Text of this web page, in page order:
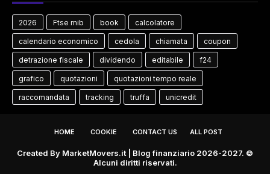
2026 Ftse mib book calcolatore
calendario economico cedola chiamata coupon
detrazione fiscale dividendo editabile f24
grafico quotazioni quotazioni tempo reale
raccomandata tracking truffa unicredit
HOME COOKIE CONTACT US ALL POST
Created By MarketMovers.it | Blog finanziario 2026-2027. ©
Alcuni diritti riservati.